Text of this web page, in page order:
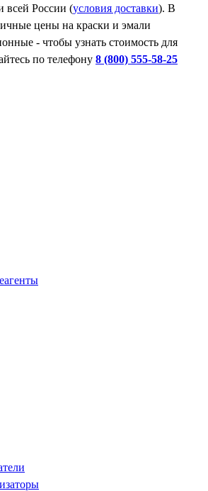
всей России (условия доставки). В
цены на краски и эмали
- чтобы узнать стоимость для
по телефону 8 (800) 555-58-25